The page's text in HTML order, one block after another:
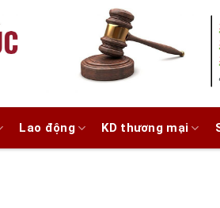
Lao động KD thương mại